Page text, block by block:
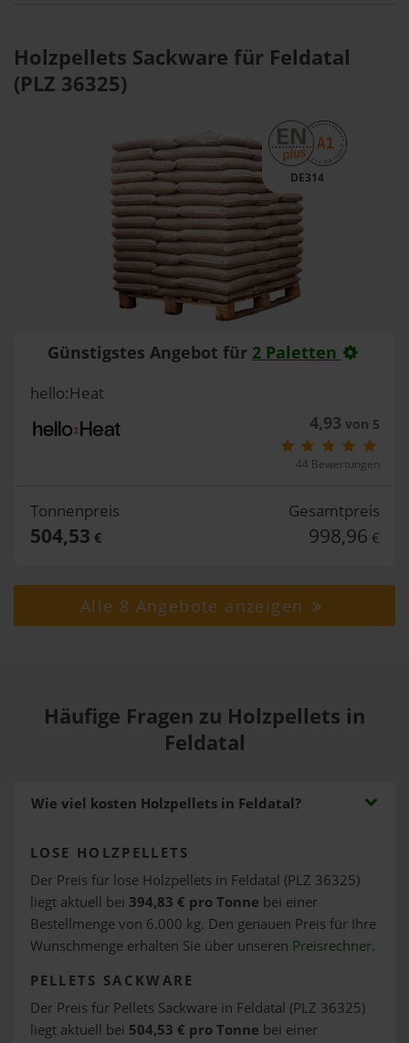
Holzpellets Sackware für Feldatal
(PLZ 36325)
DE314
Günstigstes Angebot für 2 Paletten
hello:Heat
4,93 von 5
44 Bewertungen
Tonnenpreis
504,53 €
Gesamtpreis
998,96 €
Alle 8 Angebote anzeigen
Häufige Fragen zu Holzpellets in
Feldatal
Wie viel kosten Holzpellets in Feldatal?
LOSE HOLZPELLETS
Der Preis für lose Holzpellets in Feldatal (PLZ 36325)
liegt aktuell bei 394,83 € pro Tonne bei einer
Bestellmenge von 6.000 kg. Den genauen Preis für Ihre
Wunschmenge erhalten Sie über unseren Preisrechner.
PELLETS SACKWARE
Der Preis für Pellets Sackware in Feldatal (PLZ 36325)
liegt aktuell bei 504,53 € pro Tonne bei einer